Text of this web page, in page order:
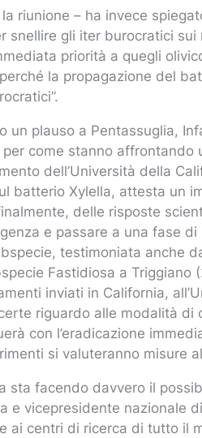
la riunione – ha invece
snellire gli iter burocratici
priorità a quegli
la propagazione del
un plauso a Pentassuglia,
per come stanno
dell’Università della
batterio Xylella, attesta un
delle risposte
e passare a una fase
testimoniata anche
Fastidiosa a Triggiano
inviati in California,
riguardo alle modalità di
con l’eradicazione
si valuteranno misure
sta facendo davvero il
e vicepresidente nazionale
ai centri di ricerca di tutto il